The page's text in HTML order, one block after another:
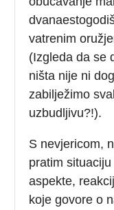
vatrenim
(Izgleda da se
ništa nije ni
zabilježimo
uzbudljivu?!).
S nevjericom,
pratim
aspekte,
koje govore o